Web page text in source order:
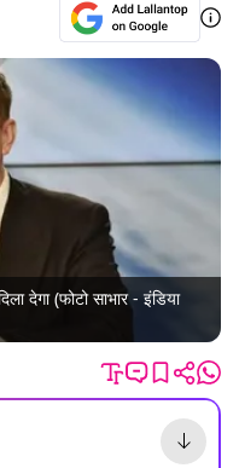
देगा (फोटो साभार - इंडिया